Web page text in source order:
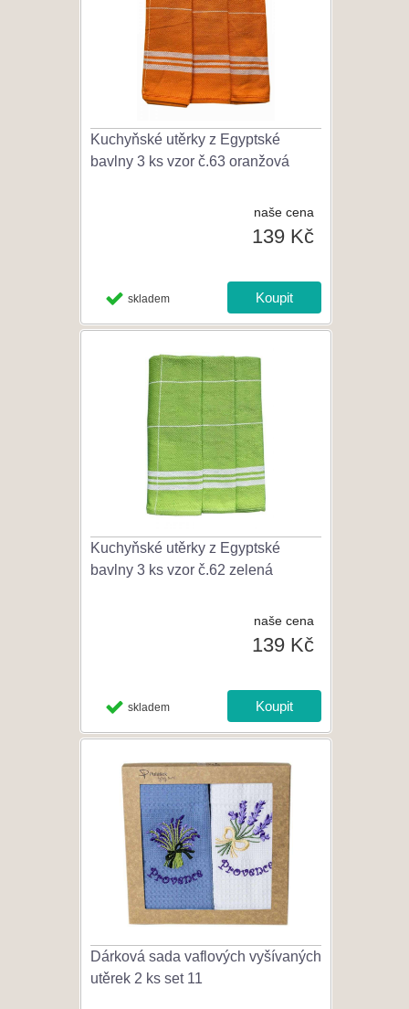
Kuchyňské utěrky z Egyptské
bavlny 3 ks vzor č.63 oranžová
naše cena
139 Kč
skladem
Kuchyňské utěrky z Egyptské
bavlny 3 ks vzor č.62 zelená
naše cena
139 Kč
skladem
Dárková sada vaflových vyšívaných
utěrek 2 ks set 11